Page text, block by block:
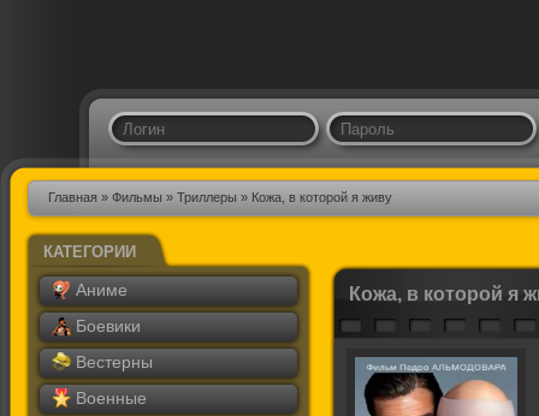
Главная » Фильмы » Триллеры » Кожа, в которой я живу
КАТЕГОРИИ
Аниме
Боевики
Вестерны
Военные
Кожа, в которой я